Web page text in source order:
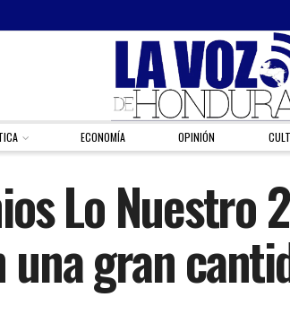
ECONOMÍA OPINIÓN
Lo Nuestro
gran